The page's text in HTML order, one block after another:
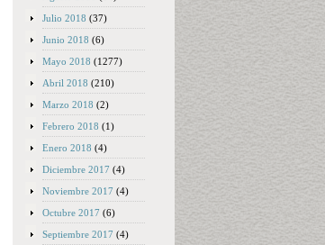
Julio 2018 (37)
Junio 2018 (6)
Mayo 2018 (1277)
Abril 2018 (210)
Marzo 2018 (2)
Febrero 2018 (1)
Enero 2018 (4)
Diciembre 2017 (4)
Noviembre 2017 (4)
Octubre 2017 (6)
Septiembre 2017 (4)